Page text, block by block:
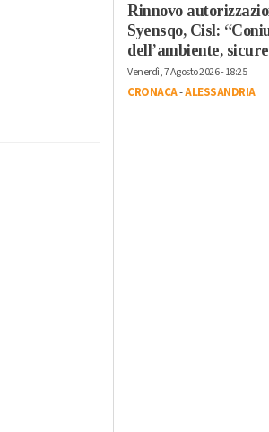
Rinnovo
Syensqo, Cisl:
dell’ambiente,
Venerdì, 7 Agosto 2026 - 18:25
CRONACA-ALESSANDRIA